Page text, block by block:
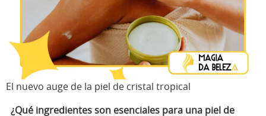
El nuevo auge de la piel de cristal tropical
¿Qué ingredientes son esenciales para una piel de